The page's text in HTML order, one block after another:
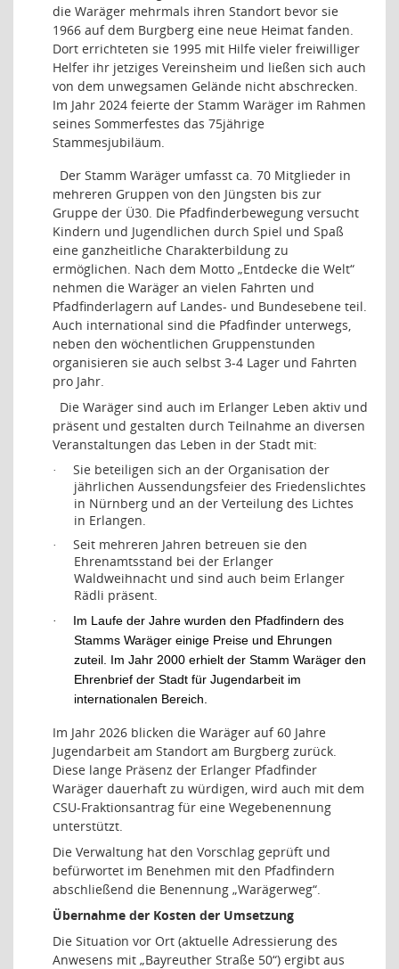
die Waräger mehrmals ihren Standort bevor sie
1966 auf dem Burgberg eine neue Heimat fanden.
Dort errichteten sie 1995 mit Hilfe vieler freiwilliger
Helfer ihr jetziges Vereinsheim und ließen sich auch
von dem unwegsamen Gelände nicht abschrecken.
Im Jahr 2024 feierte der Stamm Waräger im Rahmen
seines Sommerfestes das 75jährige
Stammesjubiläum.
Der Stamm Waräger umfasst ca. 70 Mitglieder in
mehreren Gruppen von den Jüngsten bis zur
Gruppe der Ü30. Die Pfadfinderbewegung versucht
Kindern und Jugendlichen durch Spiel und Spaß
eine ganzheitliche Charakterbildung zu
ermöglichen. Nach dem Motto „Entdecke die Welt“
nehmen die Waräger an vielen Fahrten und
Pfadfinderlagern auf Landes- und Bundesebene teil.
Auch international sind die Pfadfinder unterwegs,
neben den wöchentlichen Gruppenstunden
organisieren sie auch selbst 3-4 Lager und Fahrten
pro Jahr.
Die Waräger sind auch im Erlanger Leben aktiv und
präsent und gestalten durch Teilnahme an diversen
Veranstaltungen das Leben in der Stadt mit:
·
Sie beteiligen sich an der Organisation der
jährlichen Aussendungsfeier des Friedenslichtes
in Nürnberg und an der Verteilung des Lichtes
in Erlangen.
·
Seit mehreren Jahren betreuen sie den
Ehrenamtsstand bei der Erlanger
Waldweihnacht und sind auch beim Erlanger
Rädli präsent.
·
Im Laufe der Jahre wurden den Pfadfindern des
Stamms Waräger einige Preise und Ehrungen
zuteil. Im Jahr 2000 erhielt der Stamm Waräger den
Ehrenbrief der Stadt für Jugendarbeit im
internationalen Bereich.
Im Jahr 2026 blicken die Waräger auf 60 Jahre
Jugendarbeit am Standort am Burgberg zurück.
Diese lange Präsenz der Erlanger Pfadfinder
Waräger dauerhaft zu würdigen, wird auch mit dem
CSU-Fraktionsantrag für eine Wegebenennung
unterstützt.
Die Verwaltung hat den Vorschlag geprüft und
befürwortet im Benehmen mit den Pfadfindern
abschließend die Benennung „Warägerweg“.
Übernahme der Kosten der Umsetzung
Die Situation vor Ort (aktuelle Adressierung des
Anwesens mit „Bayreuther Straße 50“) ergibt aus